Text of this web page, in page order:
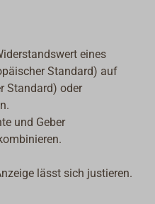
eines
Standard) auf
Standard) oder
und Geber
lässt sich justieren.